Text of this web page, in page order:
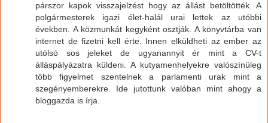
párszor kapok visszajelzést hogy az állást betöltötték. A
polgármesterek igazi élet-halál urai lettek az utóbbi
években. A közmunkát kegyként osztják. A könyvtárba van
internet de fizetni kell érte. Innen elküldheti az ember az
utólsó sos jeleket de ugyanannyit ér mint a CV-t
álláspályázatra küldeni. A kutyamenhelyekre valószínüleg
több figyelmet szentelnek a parlamenti urak mint a
szegényemberekre. Ide jutottunk valóban mint ahogy a
bloggazda is írja.